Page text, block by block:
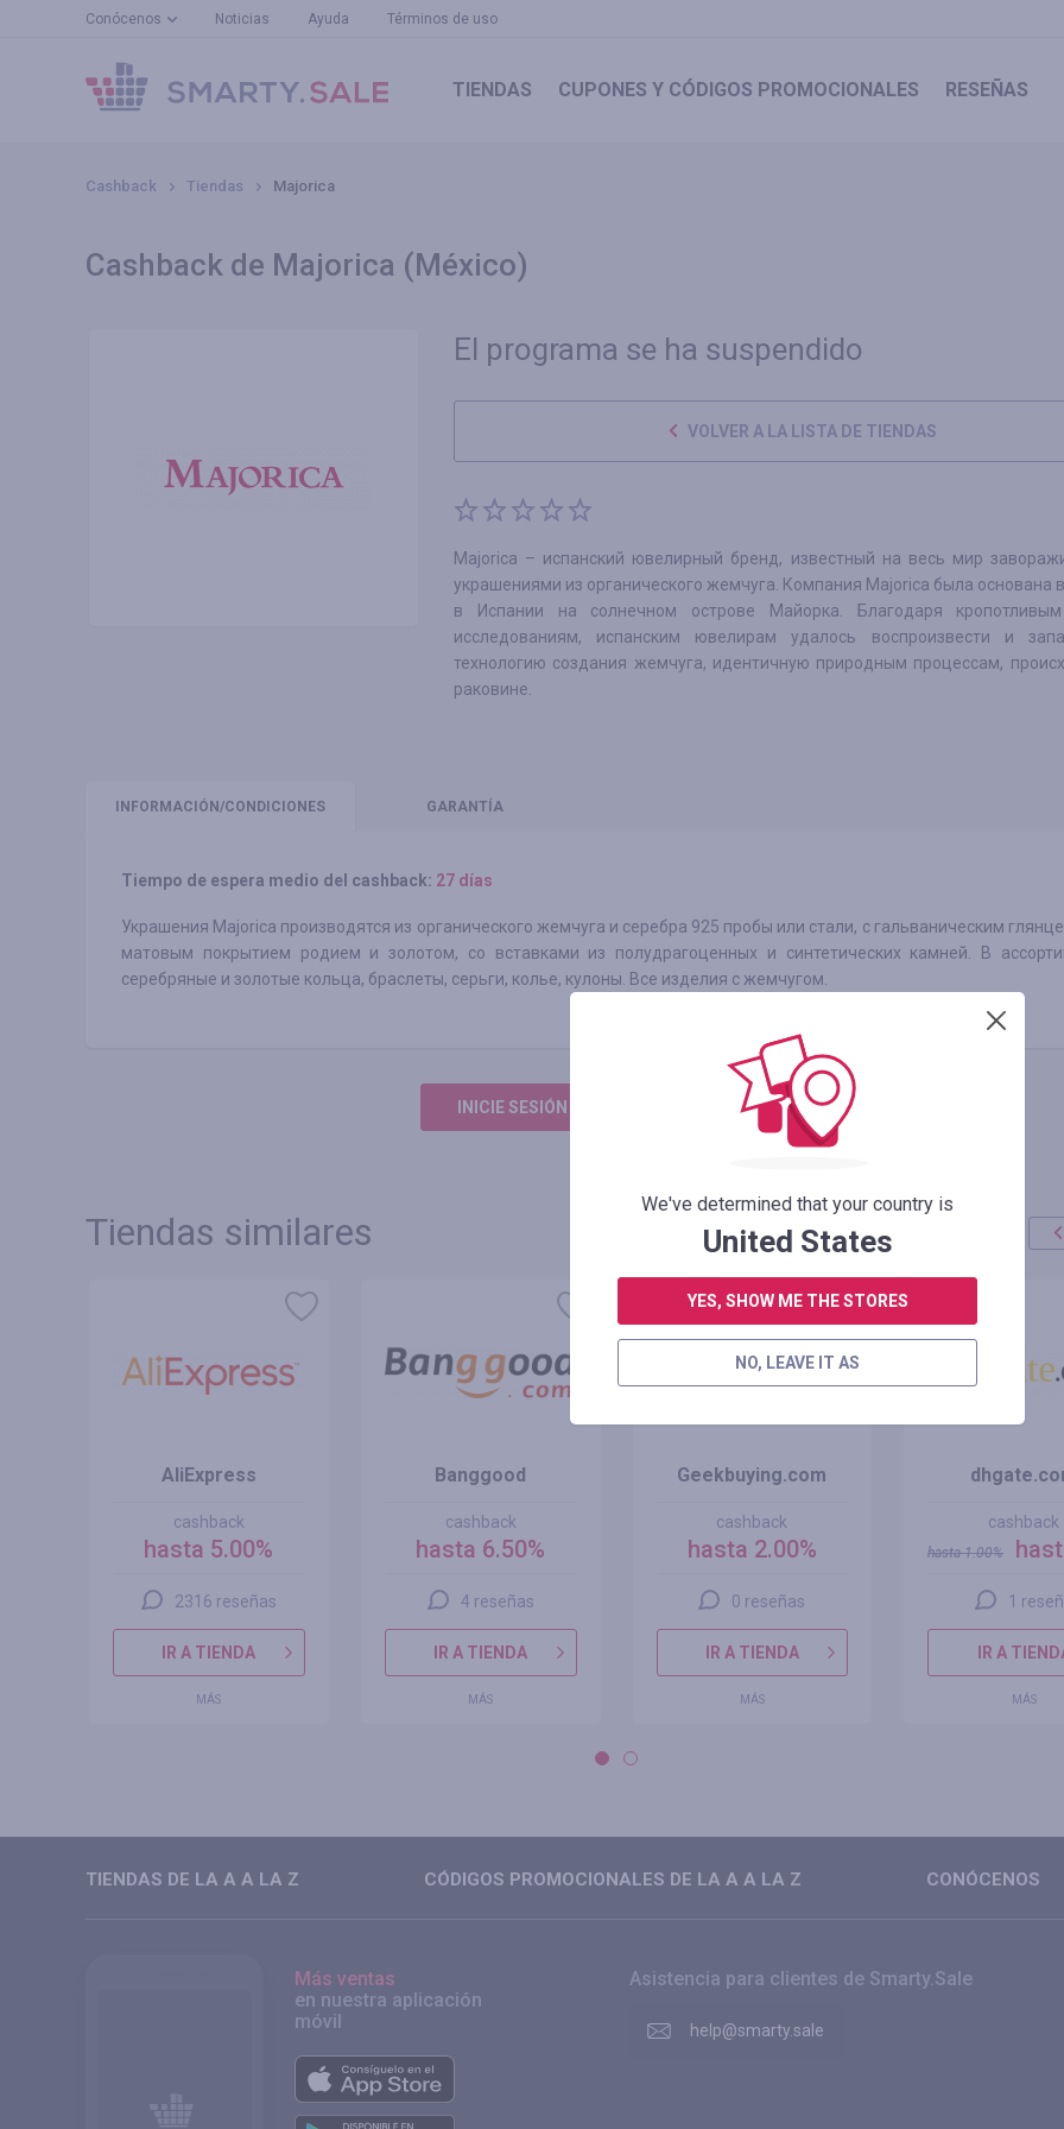
Conócenos Noticias Ayuda Términos de uso
TIENDAS CUPONES Y CÓDIGOS PROMOCIONALES RESEÑAS
Cashback Tiendas Majorica
Cashback de Majorica (México)
El programa se ha suspendido
VOLVER A LA LISTA DE TIENDAS
Majorica – испанский ювелирный бренд, известный на весь мир
украшениями из органического жемчуга. Компания Majorica была основана
в Испании на солнечном острове Майорка. Благодаря
исследованиям, испанским ювелирам удалось воспроизвести и
технологию создания жемчуга, идентичную природным процессам,
раковине.
INFORMACIÓN /CONDICIONES GARANTÍA
Tiempo de espera medio del cashback: 27 días
Украшения Majorica производятся из органического жемчуга и серебра 925 пробы или стали, с гальваническим
матовым покрытием родием и золотом, со вставками из полудрагоценных и синтетических камней. В
серебряные и золотые кольца, браслеты, серьги, колье, кулоны. Все изделия с жемчугом.
INICIE SESIÓN PARA DEJAR UNA RESEÑA
Tiendas similares
AliExpress
cashback
hasta 5.00%
2316 reseñas
IR A TIENDA
MÁS
Banggood
cashback
hasta 6.50%
4 reseñas
IR A TIENDA
MÁS
Geekbuying.com
cashback
hasta 2.00%
0 reseñas
IR A TIENDA
MÁS
oferta
+100%
cashback
hasta1.00%
1
IR A
MÁS
TIENDAS DE LA A A LA Z CÓDIGOS PROMOCIONALES DE LA A A LA Z CONÓCENOS
Más ventas
en nuestra aplicación
móvil
Asistencia para clientes de Smarty.Sale
help@smarty.sale
We've determined that your country is
United States
YES, SHOW ME THE STORES
NO, LEAVE IT AS